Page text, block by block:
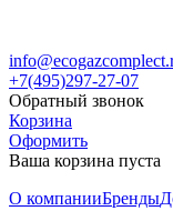
+7(495)297-27-07
Обратный звонок
Корзина
Оформить
Ваша корзина пуста
О компанииБренды